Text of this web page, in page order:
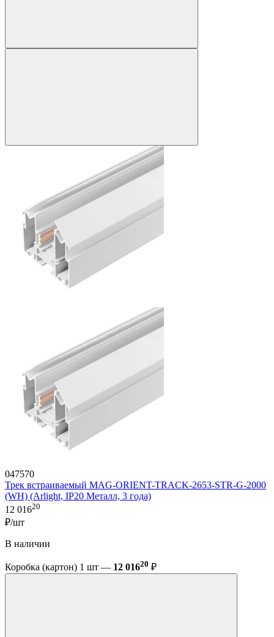
047570
Трек встраиваемый MAG-ORIENT-TRACK-2653-STR-G-2000
(WH) (Arlight, IP20 Металл, 3 года)
12 01620
₽/шт
В наличии
Коробка (картон) 1 шт — 12 01620 ₽